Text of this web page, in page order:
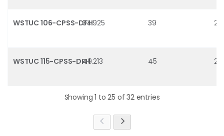
WSTUC 106-CPSS-DFH34.925 39
WSTUC 115-CPSS-DFH49.213 45
Showing 1 to 25 of 32 entries